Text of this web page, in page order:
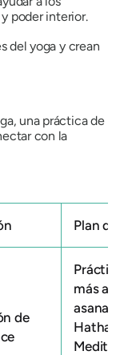
poder interior.
del yoga y crean
una práctica de
con la
Plan de
de
más
asanas
Hatha